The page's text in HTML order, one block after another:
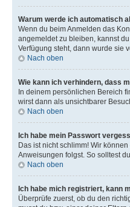
Warum werde ich automatisch
Wenn du beim Anmelden das
angemeldet zu bleiben, kannst
Verfügung steht, dann wurde sie
Nach oben
Wie kann ich verhindern, dass
In deinem persönlichen Bereich
wirst dann als unsichtbarer
Nach oben
Ich habe mein Passwort
Das ist nicht schlimm! Wir
Anweisungen folgst. So solltest
Nach oben
Ich habe mich registriert, kann
Überprüfe zuerst, ob du den